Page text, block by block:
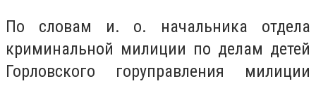
По словам и. о. начальника отдела
криминальной милиции по делам детей
Горловского горуправления милиции